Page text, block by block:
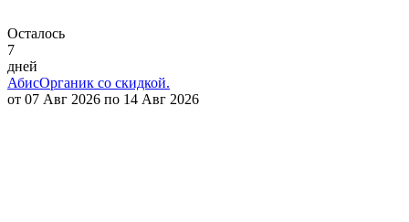
Осталось
7
дней
АбисОрганик со скидкой.
от 07 Авг 2026 по 14 Авг 2026